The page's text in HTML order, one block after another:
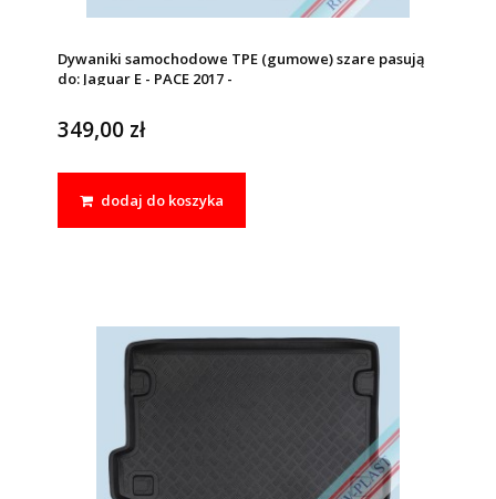
Dywaniki samochodowe TPE (gumowe) szare pasują
do: Jaguar E - PACE 2017 -
349,00 zł
dodaj do koszyka